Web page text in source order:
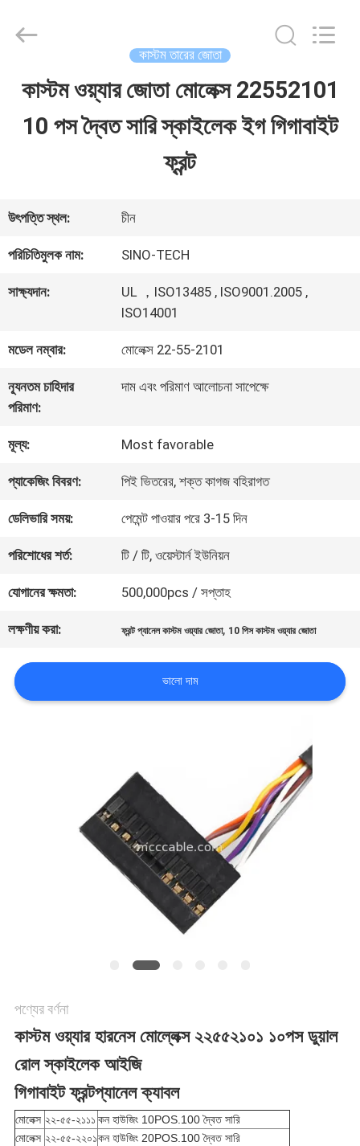
বাড়ি
ভিডিও
আমাদের
সম্বন্ধে
কারখানা
পরিদর্শন
গুণমান
নিয়ন্ত্রণ
আমাদের
সাথে
যোগাযোগ
খবর
ম্যাপ
গোপনীয়তা
নীতি
Media
Reserved.
কাস্টম তারের জোতা
কাস্টম ওয়্যার জোতা মোলেক্স 22552101
10 পস দ্বৈত সারি স্কাইলেক ইগ গিগাবাইট
ফ্রন্ট
উৎপত্তি স্থল: চীন
পরিচিতিমুলক নাম: SINO-TECH
সাক্ষ্যদান:
UL ，ISO13485 , ISO9001.2005 ,
ISO14001
মডেল নম্বার: মোলেক্স 22-55-2101
ন্যূনতম চাহিদার
পরিমাণ:
দাম এবং পরিমাণ আলোচনা সাপেক্ষে
মূল্য: Most favorable
প্যাকেজিং বিবরণ: পিই ভিতরের, শক্ত কাগজ বহিরাগত
ডেলিভারি সময়: পেমেন্ট পাওয়ার পরে 3-15 দিন
পরিশোধের শর্ত: টি / টি, ওয়েস্টার্ন ইউনিয়ন
যোগানের ক্ষমতা: 500,000pcs / সপ্তাহ
লক্ষণীয় করা: ফ্রন্ট প্যানেল কাস্টম ওয়্যার জোতা, 10 পিস কাস্টম ওয়্যার জোতা
ভালো দাম
পণ্যের বর্ণনা
কাস্টম ওয়্যার হারনেস মোল্লেক্স ২২৫৫২১০১ ১০পস ডুয়াল
রোল স্কাইলেক আইজি
গিগাবাইট ফ্রন্টপ্যানেল ক্যাবল
মোলেক্স ২২-৫৫-২১১১ কন হাউজিং 10POS.100 দ্বৈত সারি
মোলেক্স ২২-৫৫-২২০১কন হাউজিং 20POS.100 দ্বৈত সারি